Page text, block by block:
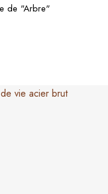
de "Arbre"